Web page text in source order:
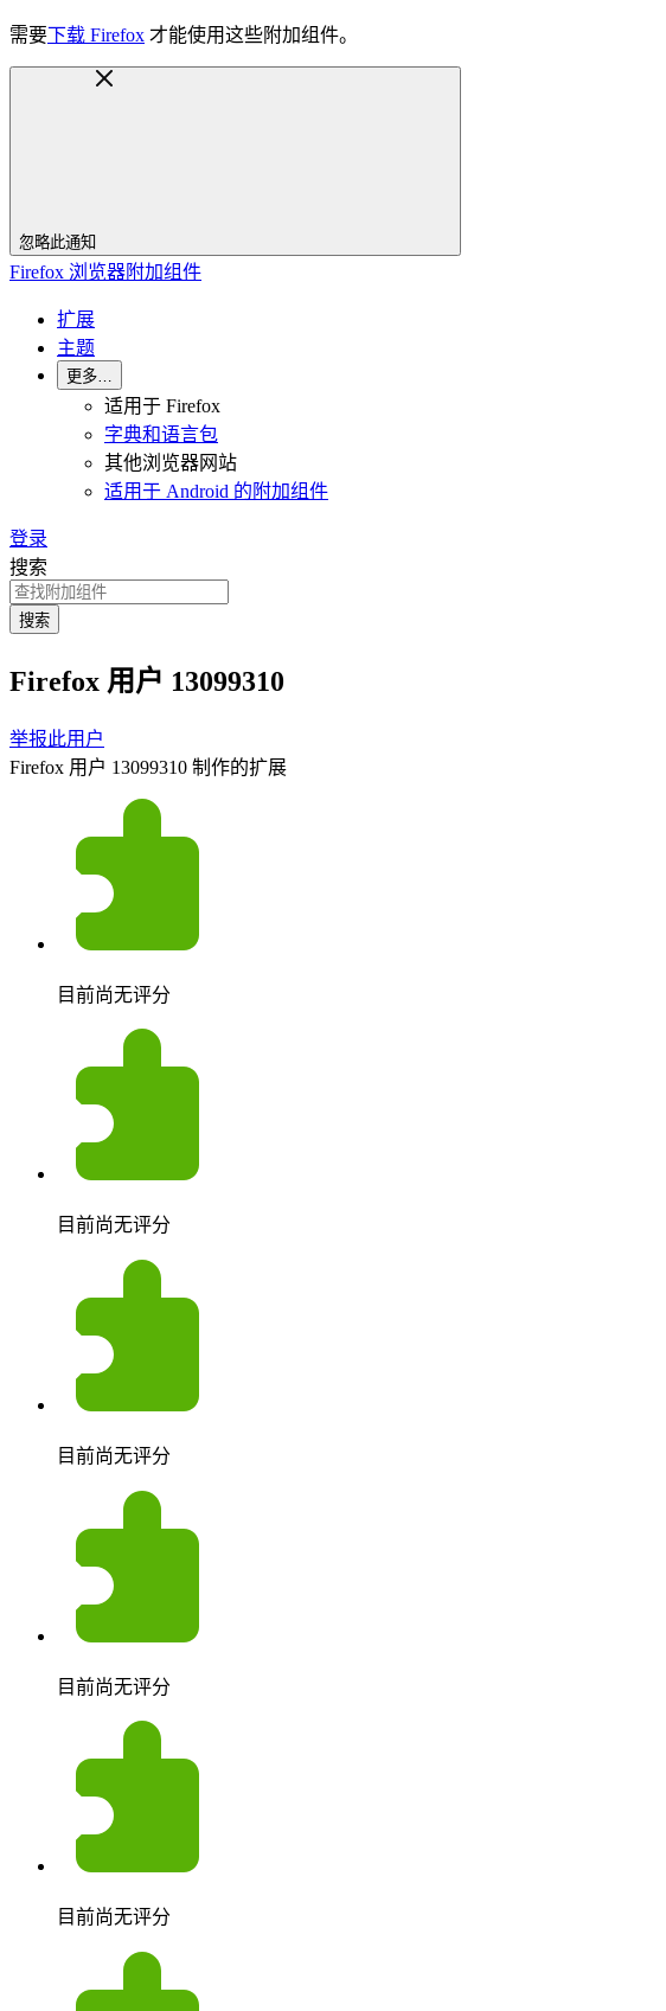
需要下载 Firefox 才能使用这些附加组件。
忽略此通知
Firefox 浏览器附加组件
扩展
主题
更多…
适用于 Firefox
字典和语言包
其他浏览器网站
适用于 Android 的附加组件
登录
搜索
搜索
Firefox 用户 13099310
举报此用户
Firefox 用户 13099310 制作的扩展
目前尚无评分
目前尚无评分
目前尚无评分
目前尚无评分
目前尚无评分